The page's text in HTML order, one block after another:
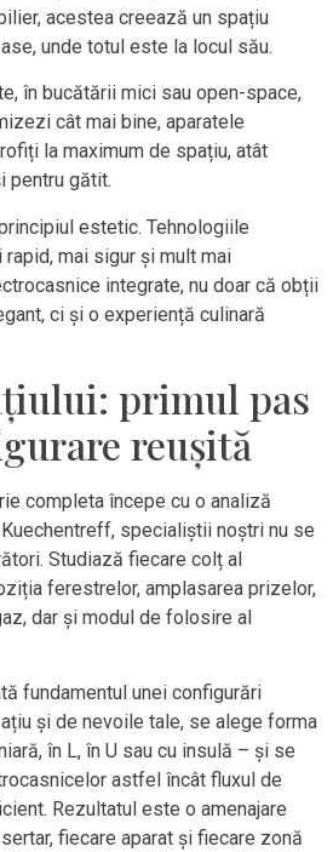
acestea creează un spațiu
unde totul este la locul său.
în bucătării mici sau open-space,
cât mai bine, aparatele
la maximum de spațiu, atât
pentru gătit.
estetic. Tehnologiile
mai sigur și mult mai
integrate, nu doar că obții
ci și o experiență culinară
primul pas
reușită
completa începe cu o analiză
specialiștii noștri nu se
Studiază fiecare colț al
ferestrelor, amplasarea prizelor,
dar și modul de folosire al
fundamentul unei configurări
și de nevoile tale, se alege forma
în L, în U sau cu insulă – și se
astfel încât fluxul de
Rezultatul este o amenajare
fiecare aparat și fiecare zonă